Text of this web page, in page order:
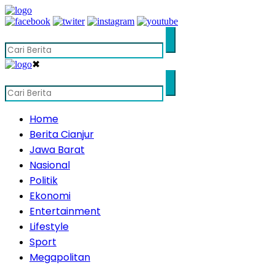
✖
Home
Berita Cianjur
Jawa Barat
Nasional
Politik
Ekonomi
Entertainment
Lifestyle
Sport
Megapolitan